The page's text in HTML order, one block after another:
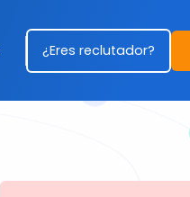
¿Eres reclutador?